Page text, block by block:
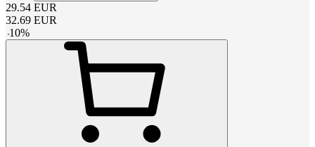
29.54 EUR
32.69 EUR
-10%